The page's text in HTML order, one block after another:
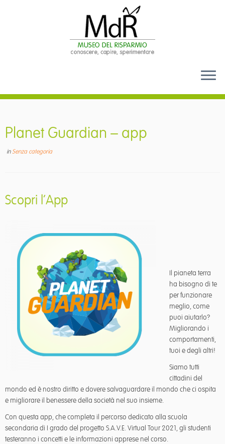
contenuto
Planet Guardian – app
inSenza categoria
Scopri l’App
Il pianeta terra
ha bisogno di te
per funzionare
meglio, come
puoi aiutarlo?
Migliorando i
comportamenti,
tuoi e degli altri!
Siamo tutti
cittadini del
mondo ed è nostro diritto e dovere salvaguardare il mondo che ci ospita
e migliorare il benessere della società nel suo insieme.
Con questa app, che completa il percorso dedicato alla scuola
secondaria di I grado del progetto S.A.V.E. Virtual Tour 2021, gli studenti
testeranno i concetti e le informazioni apprese nel corso.